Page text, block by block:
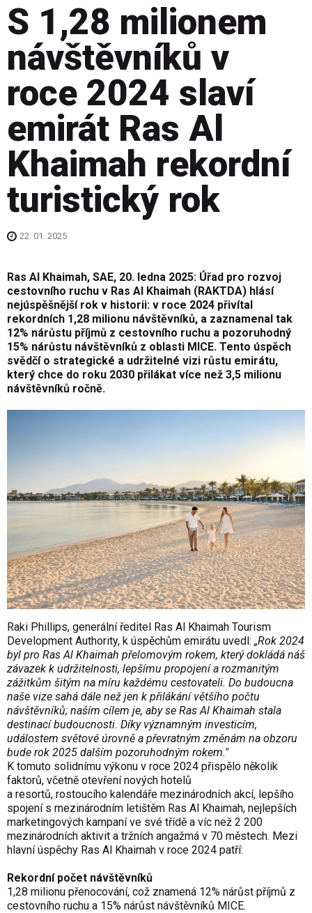
S 1,28 milionem
návštěvníků v
roce 2024 slaví
emirát Ras Al
Khaimah rekordní
turistický rok
22. 01. 2025
Ras Al Khaimah, SAE, 20. ledna 2025: Úřad pro rozvoj
cestovního ruchu v Ras Al Khaimah (RAKTDA) hlásí
nejúspěšnější rok v historii: v roce 2024 přivítal
rekordních 1,28 milionu návštěvníků, a zaznamenal tak
12% nárůstu příjmů z cestovního ruchu a pozoruhodný
15% nárůstu návštěvníků z oblasti MICE. Tento úspěch
svědčí o strategické a udržitelné vizi růstu emirátu,
který chce do roku 2030 přilákat více než 3,5 milionu
návštěvníků ročně.
Raki Phillips, generální ředitel Ras Al Khaimah Tourism
Development Authority, k úspěchům emirátu uvedl: „Rok 2024
byl pro Ras Al Khaimah přelomovým rokem, který dokládá náš
závazek k udržitelnosti, lepšímu propojení a rozmanitým
zážitkům šitým na míru každému cestovateli. Do budoucna
naše vize sahá dále než jen k přilákání většího počtu
návštěvníků; naším cílem je, aby se Ras Al Khaimah stala
destinací budoucnosti. Díky významným investicím,
událostem světové úrovně a převratným změnám na obzoru
bude rok 2025 dalším pozoruhodným rokem."
K tomuto solidnímu výkonu v roce 2024 přispělo několik
faktorů, včetně otevření nových hotelů
a resortů, rostoucího kalendáře mezinárodních akcí, lepšího
spojení s mezinárodním letištěm Ras Al Khaimah, nejlepších
marketingových kampaní ve své třídě a víc než 2 200
mezinárodních aktivit a tržních angažmá v 70 městech. Mezi
hlavní úspěchy Ras Al Khaimah v roce 2024 patří:
Rekordní počet návštěvníků
1,28 milionu přenocování, což znamená 12% nárůst příjmů z
cestovního ruchu a 15% nárůst návštěvníků MICE.